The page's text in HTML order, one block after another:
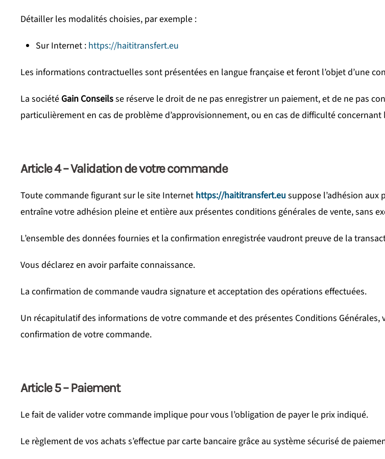
Détailler les modalités choisies, par exemple :
Sur Internet : https://haititransfert.eu
Les informations contractuelles sont présentées en langue française et feront l’objet d’une
La société Gain Conseilsse réserve le droit de ne pas enregistrer un paiement, et de ne pas
particulièrement en cas de problème d’approvisionnement, ou en cas de difficulté
Article 4 – Validation de votre commande
Toute commande figurant sur le site Internet https://haititransfert.eu suppose l’adhésion
entraîne votre adhésion pleine et entière aux présentes conditions générales de vente, sans
L’ensemble des données fournies et la confirmation enregistrée vaudront preuve de la
Vous déclarez en avoir parfaite connaissance.
La confirmation de commande vaudra signature et acceptation des opérations effectuées.
Un récapitulatif des informations de votre commande et des présentes Conditions Générales,
confirmation de votre commande.
Article 5 – Paiement
Le fait de valider votre commande implique pour vous l’obligation de payer le prix indiqué.
Le règlement de vos achats s’effectue par carte bancaire grâce au système sécurisé de